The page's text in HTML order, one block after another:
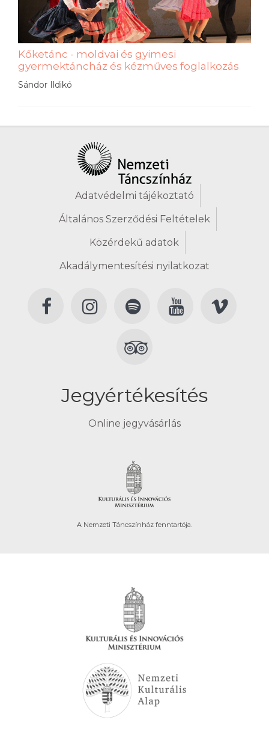
Kőketánc - moldvai és gyimesi
gyermektáncház és kézműves foglalkozás
Sándor Ildikó
Adatvédelmi tájékoztató
Általános Szerződési Feltételek
Közérdekű adatok
Akadálymentesítési nyilatkozat
Jegyértékesítés
Online jegyvásárlás
A Nemzeti Táncszínház fenntartója.